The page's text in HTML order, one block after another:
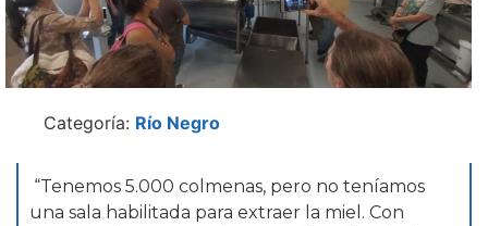
Categoría: Río Negro
“Tenemos 5.000 colmenas, pero no teníamos
una sala habilitada para extraer la miel. Con